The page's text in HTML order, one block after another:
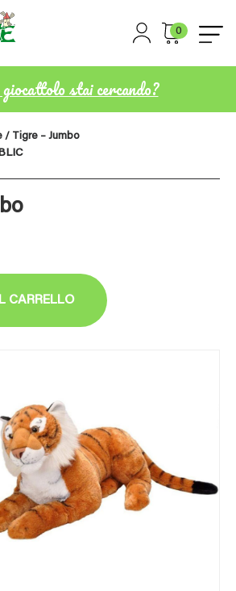
0
giocattolo stai cercando?
/ Tigre – Jumbo
CARRELLO